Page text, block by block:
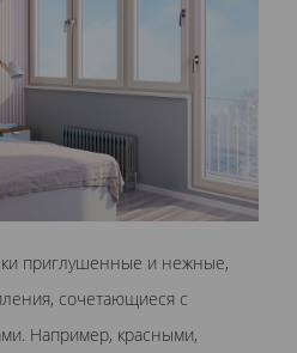
приглушенные и нежные,
сочетающиеся с
Например, красными,